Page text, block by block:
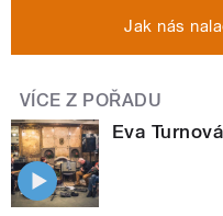
Jak nás
VÍCE Z POŘADU
Eva